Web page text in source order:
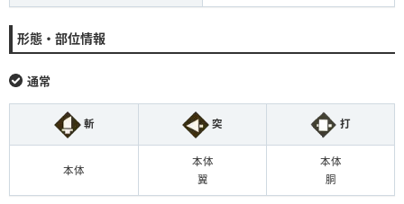
形態・部位情報
通常
斬 突 打
本体
本体
翼
本体
胴